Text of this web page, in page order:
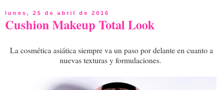
lunes, 25 de abril de 2016
Cushion Makeup Total Look
La cosmética asiática siempre va un paso por delante en cuanto a
nuevas texturas y formulaciones.